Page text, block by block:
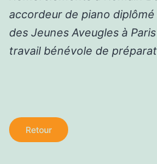
accordeur de piano
des Jeunes Aveugles à
travail bénévole de
Retour